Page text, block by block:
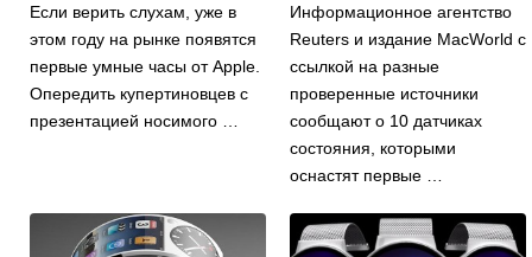
Если верить слухам, уже в
этом году на рынке появятся
первые умные часы от Apple.
Опередить купертиновцев с
презентацией носимого …
Информационное агентство
Reuters и издание MacWorld с
ссылкой на разные
проверенные источники
сообщают о 10 датчиках
состояния, которыми
оснастят первые …